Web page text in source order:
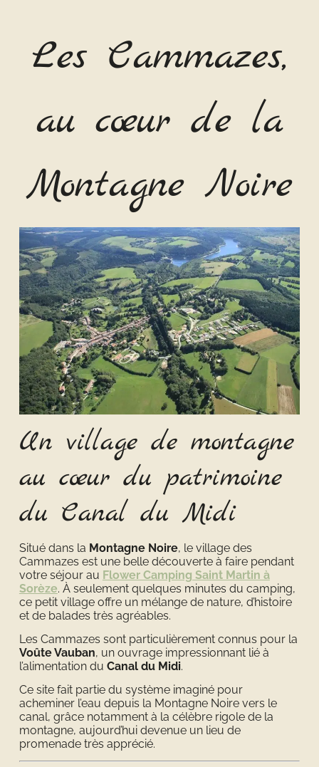
Les Cammazes,
au cœur de la
Montagne Noire
Un village de montagne
au cœur du patrimoine
du Canal du Midi
Situé dans la Montagne Noire, le village des
Cammazes est une belle découverte à faire pendant
votre séjour au Flower Camping Saint Martin à
Sorèze. À seulement quelques minutes du camping,
ce petit village offre un mélange de nature, d’histoire
et de balades très agréables.
Les Cammazes sont particulièrement connus pour la
Voûte Vauban, un ouvrage impressionnant lié à
l’alimentation du Canal du Midi.
Ce site fait partie du système imaginé pour
acheminer l’eau depuis la Montagne Noire vers le
canal, grâce notamment à la célèbre rigole de la
montagne, aujourd’hui devenue un lieu de
promenade très apprécié.